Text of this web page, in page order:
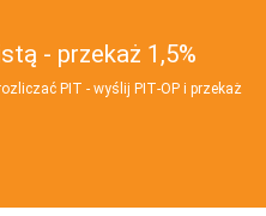
- przekaż 1,5%
PIT - wyślij PIT‑OP i przekaż